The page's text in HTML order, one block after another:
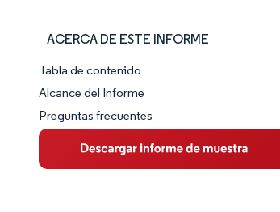
ACERCA DE ESTE INFORME
Panorama del Mercado
Visión General del Mercado
Tendencias Principales del Mercado
Tabla de contenido
Alcance del Informe
Preguntas frecuentes